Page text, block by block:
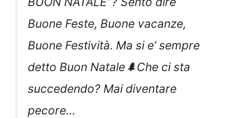
Buone Feste, Buone vacanze,
Buone Festività. Ma si e’ sempre
detto Buon Natale🌲Che ci sta
succedendo? Mai diventare
pecore…